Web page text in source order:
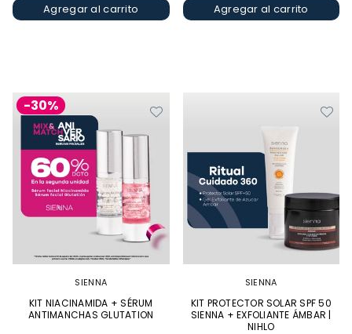
Agregar al carrito Agregar al carrito
-30%
SIENNA
KIT NIACINAMIDA + SÉRUM
ANTIMANCHAS GLUTATION
SIENNA
KIT PROTECTOR SOLAR SPF 50
SIENNA + EXFOLIANTE ÁMBAR |
NIHLO